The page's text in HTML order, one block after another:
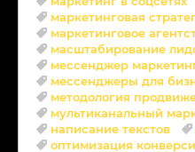
маркетинговая
маркетинговое
масштабирование
мессенджер
мессенджеры для
методология
мультиканальный
написание текстов
оптимизация